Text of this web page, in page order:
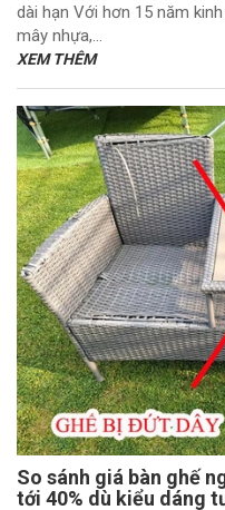
dài hạn Với hơn 15 năm
mây nhựa,...
XEM THÊM
So sánh giá bàn ghế
tới 40% dù kiểu dáng